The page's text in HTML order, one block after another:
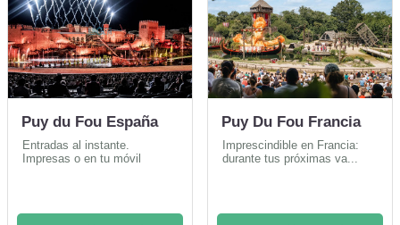
Puy du Fou España
Entradas al instante.
Impresas o en tu móvil
Puy Du Fou Francia
Imprescindible en Francia:
durante tus próximas va...